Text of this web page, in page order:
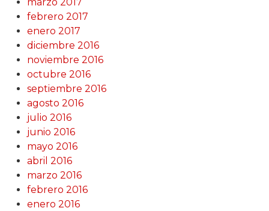
febrero 2017
enero 2017
diciembre 2016
noviembre 2016
octubre 2016
septiembre 2016
agosto 2016
julio 2016
junio 2016
mayo 2016
abril 2016
marzo 2016
febrero 2016
enero 2016